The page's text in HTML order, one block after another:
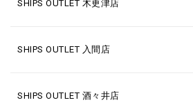
SHIPS OUTLET 木更津店
SHIPS OUTLET 入間店
SHIPS OUTLET 酒々井店